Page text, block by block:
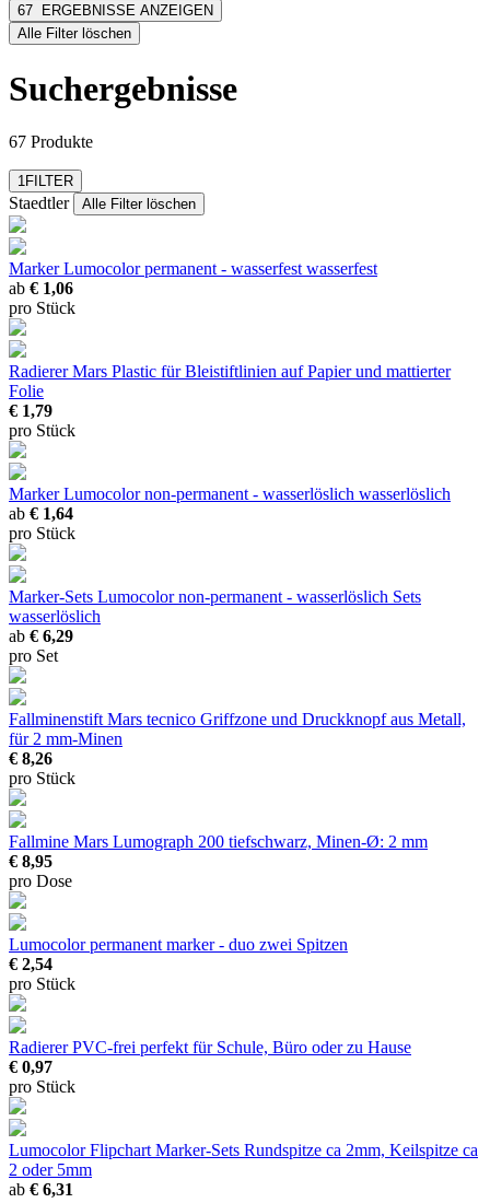
Staedtler
[e] one
3M
mehr anzeigen
67
ERGEBNISSE ANZEIGEN
Alle Filter löschen
Suchergebnisse
67 Produkte
1FILTER
Staedtler Alle Filter löschen
Marker Lumocolor permanent - wasserfest wasserfest
ab € 1,06
pro Stück
Radierer Mars Plastic für Bleistiftlinien auf Papier und mattierter
Folie
€ 1,79
pro Stück
Marker Lumocolor non-permanent - wasserlöslich wasserlöslich
ab € 1,64
pro Stück
Marker-Sets Lumocolor non-permanent - wasserlöslich Sets
wasserlöslich
ab € 6,29
pro Set
Fallminenstift Mars tecnico Griffzone und Druckknopf aus Metall,
für 2 mm-Minen
€ 8,26
pro Stück
Fallmine Mars Lumograph 200 tiefschwarz, Minen-Ø: 2 mm
€ 8,95
pro Dose
Lumocolor permanent marker - duo zwei Spitzen
€ 2,54
pro Stück
Radierer PVC-frei perfekt für Schule, Büro oder zu Hause
€ 0,97
pro Stück
Lumocolor Flipchart Marker-Sets Rundspitze ca 2mm, Keilspitze ca
2 oder 5mm
ab € 6,31